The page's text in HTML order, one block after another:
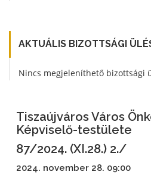
AKTUÁLIS BIZOTTSÁGI
Nincs megjeleníthető bizottsági
Tiszaújváros Város
Képviselő-testülete
87/2024. (XI.28.) 2./
2024. november 28. 09:00